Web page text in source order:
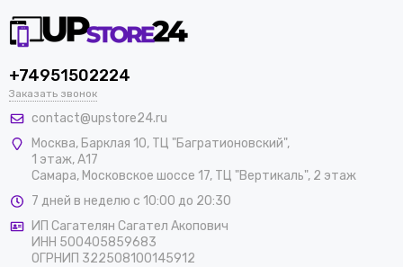
+74951502224
Заказать звонок
contact@upstore24.ru
Москва, Барклая 10, ТЦ "Багратионовский",
1 этаж, А17
Самара, Московское шоссе 17, ТЦ "Вертикаль", 2 этаж
7 дней в неделю с 10:00 до 20:30
ИП Сагателян Сагател Акопович
ИНН 500405859683
ОГРНИП 322508100145912